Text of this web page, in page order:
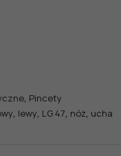
, Pincety
, lewy, LG 47, nóż, ucha